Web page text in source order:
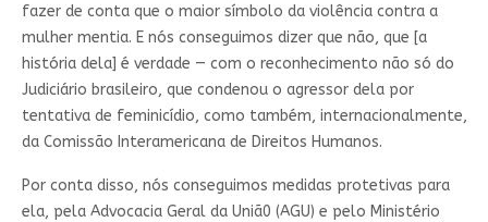
fazer de conta que o maior símbolo da violência contra a
mulher mentia. E nós conseguimos dizer que não, que [a
história dela] é verdade — com o reconhecimento não só do
Judiciário brasileiro, que condenou o agressor dela por
tentativa de feminicídio, como também, internacionalmente,
da Comissão Interamericana de Direitos Humanos.
Por conta disso, nós conseguimos medidas protetivas para
ela, pela Advocacia Geral da Uniã0 (AGU) e pelo Ministério